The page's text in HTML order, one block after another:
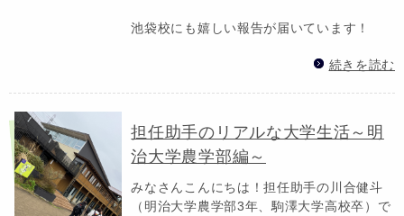
池袋校にも嬉しい報告が届いています！
続きを読む
担任助手のリアルな大学生活～明
治大学農学部編～
みなさんこんにちは！担任助手の川合健斗
（明治大学農学部3年、駒澤大学高校卒）で